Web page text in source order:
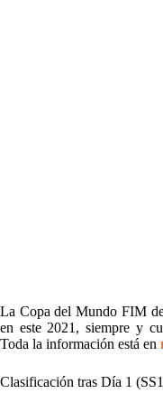
La Copa del Mundo FIM
en este 2021, siempre y
Toda la información está en
Clasificación tras Día 1